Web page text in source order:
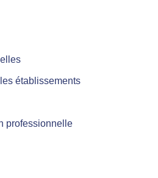
établissements
professionnelle